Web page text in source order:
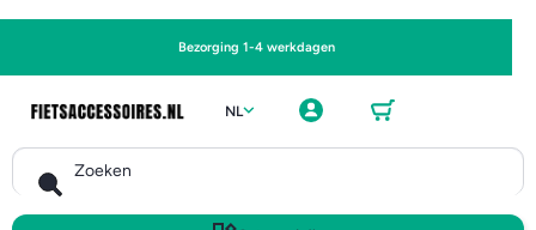
Bezorging 1-4 werkdagen
Zoeken
NL
Inlogge
wagen